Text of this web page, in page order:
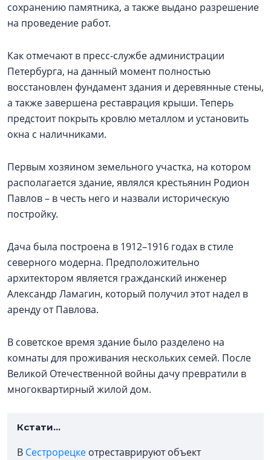
сохранению памятника, а также выдано разрешение
на проведение работ.
Как отмечают в пресс-службе администрации
Петербурга, на данный момент полностью
восстановлен фундамент здания и деревянные стены,
а также завершена реставрация крыши. Теперь
предстоит покрыть кровлю металлом и установить
окна с наличниками.
Первым хозяином земельного участка, на котором
располагается здание, являлся крестьянин Родион
Павлов – в честь него и назвали историческую
постройку.
Дача была построена в 1912–1916 годах в стиле
северного модерна. Предположительно
архитектором является гражданский инженер
Александр Ламагин, который получил этот надел в
аренду от Павлова.
В советское время здание было разделено на
комнаты для проживания нескольких семей. После
Великой Отечественной войны дачу превратили в
многоквартирный жилой дом.
Кстати...
В Сестрорецке отреставрируют объект